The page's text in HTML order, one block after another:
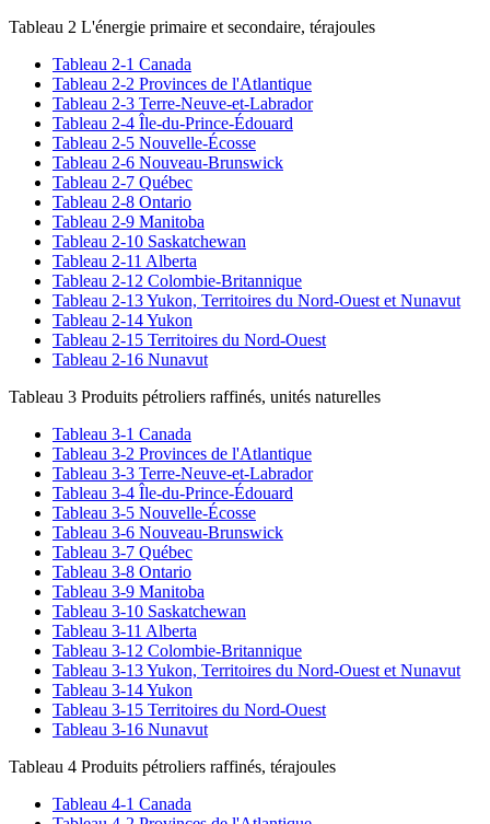
Tableau 2 L'énergie primaire et secondaire, térajoules
Tableau 2-1 Canada
Tableau 2-2 Provinces de l'Atlantique
Tableau 2-3 Terre-Neuve-et-Labrador
Tableau 2-4 Île-du-Prince-Édouard
Tableau 2-5 Nouvelle-Écosse
Tableau 2-6 Nouveau-Brunswick
Tableau 2-7 Québec
Tableau 2-8 Ontario
Tableau 2-9 Manitoba
Tableau 2-10 Saskatchewan
Tableau 2-11 Alberta
Tableau 2-12 Colombie-Britannique
Tableau 2-13 Yukon, Territoires du Nord-Ouest et Nunavut
Tableau 2-14 Yukon
Tableau 2-15 Territoires du Nord-Ouest
Tableau 2-16 Nunavut
Tableau 3 Produits pétroliers raffinés, unités naturelles
Tableau 3-1 Canada
Tableau 3-2 Provinces de l'Atlantique
Tableau 3-3 Terre-Neuve-et-Labrador
Tableau 3-4 Île-du-Prince-Édouard
Tableau 3-5 Nouvelle-Écosse
Tableau 3-6 Nouveau-Brunswick
Tableau 3-7 Québec
Tableau 3-8 Ontario
Tableau 3-9 Manitoba
Tableau 3-10 Saskatchewan
Tableau 3-11 Alberta
Tableau 3-12 Colombie-Britannique
Tableau 3-13 Yukon, Territoires du Nord-Ouest et Nunavut
Tableau 3-14 Yukon
Tableau 3-15 Territoires du Nord-Ouest
Tableau 3-16 Nunavut
Tableau 4 Produits pétroliers raffinés, térajoules
Tableau 4-1 Canada